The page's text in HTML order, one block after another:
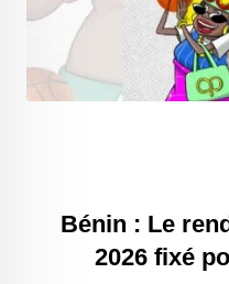
Bénin : Le
2026 fixé